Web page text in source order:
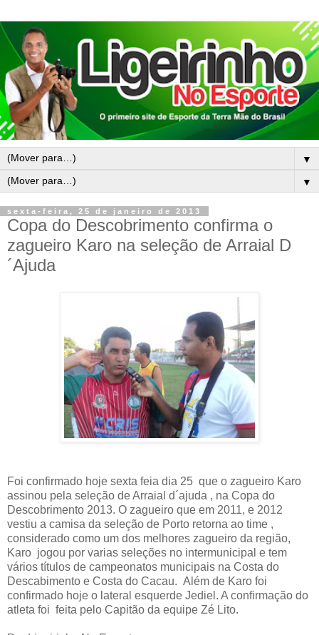
▼
▼
sexta-feira, 25 de janeiro de 2013
Copa do Descobrimento confirma o
zagueiro Karo na seleção de Arraial D
´Ajuda
Foi confirmado hoje sexta feia dia 25 que o zagueiro Karo
assinou pela seleção de Arraial d´ajuda , na Copa do
Descobrimento 2013. O zagueiro que em 2011, e 2012
vestiu a camisa da seleção de Porto retorna ao time ,
considerado como um dos melhores zagueiro da região,
Karo jogou por varias seleções no intermunicipal e tem
vários títulos de campeonatos municipais na Costa do
Descabimento e Costa do Cacau. Além de Karo foi
confirmado hoje o lateral esquerde Jediel. A confirmação do
atleta foi feita pelo Capitão da equipe Zé Lito.